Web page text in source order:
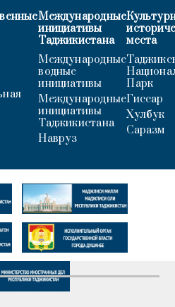
Международные
инициативы
Таджикистана
Международные
водные
инициативы
Международные
инициативы
Таджикистана
Навруз
места
Парк
Гиссар
Хулбук
Саразм